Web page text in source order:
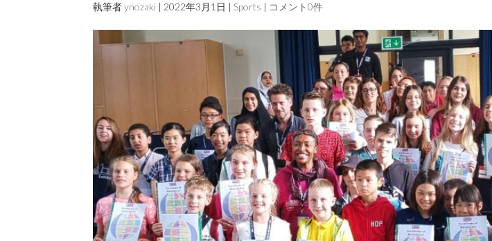
執筆者ynozaki | 2022年3月1日 | Sports | コメント0件